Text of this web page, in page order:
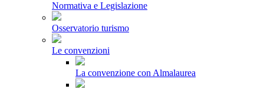
Normativa e Legislazione
Osservatorio turismo
Le convenzioni
La convenzione con Almalaurea